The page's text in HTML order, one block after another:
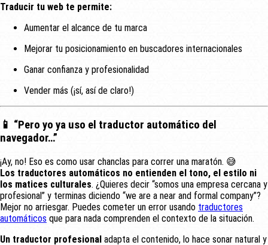
Traducir tu web te permite:
Aumentar el alcance de tu marca
Mejorar tu posicionamiento en buscadores internacionales
Ganar confianza y profesionalidad
Vender más (¡sí, así de claro!)
📱 “Pero yo ya uso el traductor automático del
navegador…”
¡Ay, no! Eso es como usar chanclas para correr una maratón. 😅
Los traductores automáticos no entienden el tono, el estilo ni
los matices culturales. ¿Quieres decir “somos una empresa cercana y
profesional” y terminas diciendo “we are a near and formal company”?
Mejor no arriesgar. Puedes cometer un error usando traductores
automáticos que para nada comprenden el contexto de la situación.
Un traductor profesional adapta el contenido, lo hace sonar natural y